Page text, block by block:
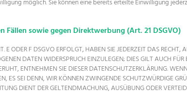
möglich. Sie können eine bereits erteilte Einwilligung
sowie gegen Direktwerbung (Art. 21 DSGVO)
ODER F DSGVO ERFOLGT, HABEN SIE JEDERZEIT DAS RECHT,
DATEN WIDERSPRUCH EINZULEGEN; DIES GILT AUCH
ENTNEHMEN SIE DIESER DATENSCHUTZERKLÄRUNG.
ES SEI DENN, WIR KÖNNEN ZWINGENDE SCHUTZWÜRDIGE
DIENT DER GELTENDMACHUNG, AUSÜBUNG ODER